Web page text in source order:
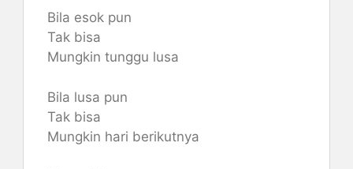
Bila esok pun
Tak bisa
Mungkin tunggu lusa
Bila lusa pun
Tak bisa
Mungkin hari berikutnya